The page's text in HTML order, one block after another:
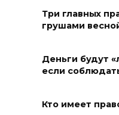
Сносить
нечем: как
Рувинского
Три главных
грушами
Деньги будут
если
Кто имеет